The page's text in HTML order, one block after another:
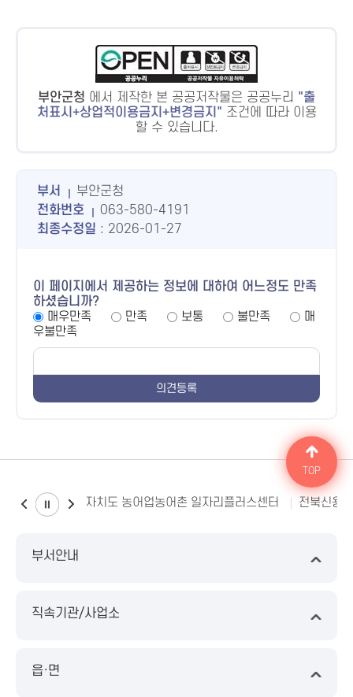
부안군청 에서 제작한 본 공공저작물은 공공누리
출
처표시+상업적이용금지+변경금지
조건에 따라 이용
할 수 있습니다.
부서
부안군청
전화번호
063-580-4191
최종수정일 : 2026-01-27
이 페이지에서 제공하는 정보에 대하여 어느정도 만족
하셨습니까?
매우만족
만족 보통 불만족
매
우불만족
전북특별자치도 농어업농어촌 일자리플러스센터 전북신용
부서안내
직속기관/사업소
읍·면
TOP